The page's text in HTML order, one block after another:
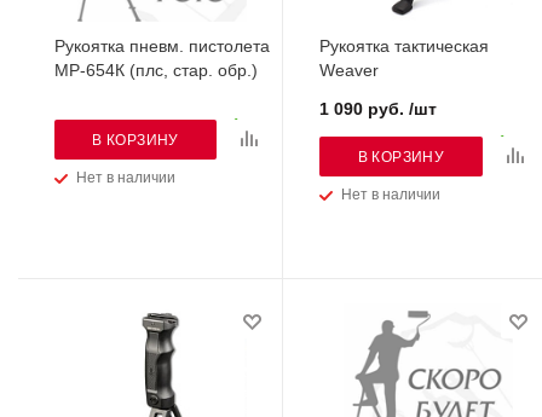
Рукоятка пневм. пистолета
МР-654К (плс, стар. обр.)
Нет в наличии
В КОРЗИНУ
Рукоятка тактическая
Weaver
Нет в наличии
1 090 руб. /шт
В КОРЗИНУ